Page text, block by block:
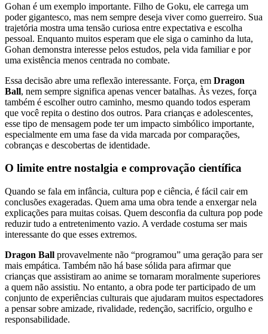
Gohan é um exemplo importante. Filho de Goku, ele carrega um
poder gigantesco, mas nem sempre deseja viver como guerreiro. Sua
trajetória mostra uma tensão curiosa entre expectativa e escolha
pessoal. Enquanto muitos esperam que ele siga o caminho da luta,
Gohan demonstra interesse pelos estudos, pela vida familiar e por
uma existência menos centrada no combate.
Essa decisão abre uma reflexão interessante. Força, em Dragon
Ball, nem sempre significa apenas vencer batalhas. Às vezes, força
também é escolher outro caminho, mesmo quando todos esperam
que você repita o destino dos outros. Para crianças e adolescentes,
esse tipo de mensagem pode ter um impacto simbólico importante,
especialmente em uma fase da vida marcada por comparações,
cobranças e descobertas de identidade.
O limite entre nostalgia e comprovação científica
Quando se fala em infância, cultura pop e ciência, é fácil cair em
conclusões exageradas. Quem ama uma obra tende a enxergar nela
explicações para muitas coisas. Quem desconfia da cultura pop pode
reduzir tudo a entretenimento vazio. A verdade costuma ser mais
interessante do que esses extremos.
Dragon Ball provavelmente não “programou” uma geração para ser
mais empática. Também não há base sólida para afirmar que
crianças que assistiram ao anime se tornaram moralmente superiores
a quem não assistiu. No entanto, a obra pode ter participado de um
conjunto de experiências culturais que ajudaram muitos espectadores
a pensar sobre amizade, rivalidade, redenção, sacrifício, orgulho e
responsabilidade.